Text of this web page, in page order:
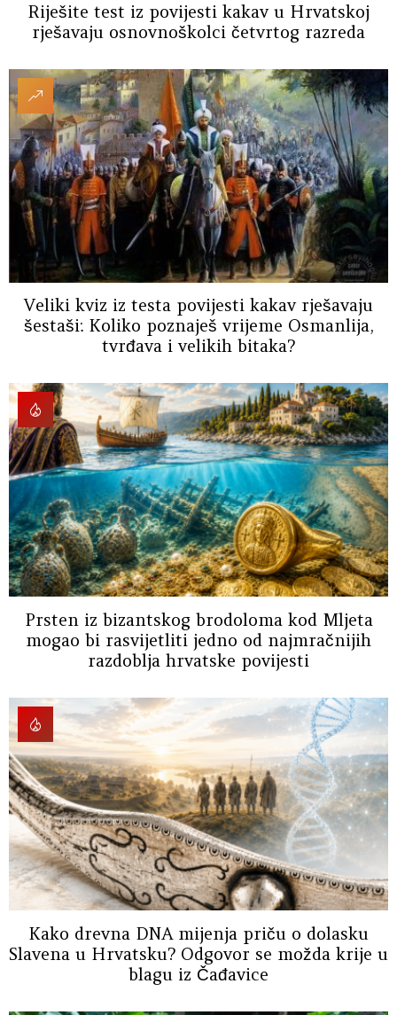
Riješite test iz povijesti kakav u Hrvatskoj
rješavaju osnovnoškolci četvrtog razreda
Veliki kviz iz testa povijesti kakav rješavaju
šestaši: Koliko poznaješ vrijeme Osmanlija,
tvrđava i velikih bitaka?
Prsten iz bizantskog brodoloma kod Mljeta
mogao bi rasvijetliti jedno od najmračnijih
razdoblja hrvatske povijesti
Kako drevna DNA mijenja priču o dolasku
Slavena u Hrvatsku? Odgovor se možda krije u
blagu iz Čađavice